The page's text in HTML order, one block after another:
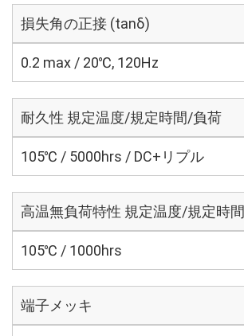
損失角の正接 (tanδ)
0.2 max / 20℃, 120Hz
耐久性 規定温度/規定時間/負荷
105℃ / 5000hrs / DC+リプル
高温無負荷特性 規定温度/規定時間
105℃ / 1000hrs
端子メッキ